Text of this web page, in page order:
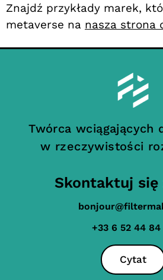
Znajdź przykłady marek,
metaverse na nasza strona
Twórca wciągających
w rzeczywistości
Skontaktuj się
+33 6 52 44 84
Cytat